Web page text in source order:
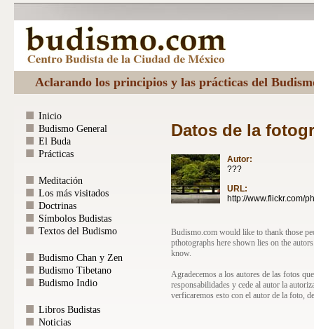
Aclarando los principios y las prácticas del
Datos de la
Autor:
???
URL:
http://www.flickr.com/
Budismo.com would like to thank those
pthotographs here shown lies on the
know.
Agradecemos a los autores de las fotos
responsabilidades y cede al autor la
verficaremos esto con el autor de la foto,
Inicio
Budismo General
El Buda
Prácticas
Meditación
Los más visitados
Doctrinas
Símbolos Budistas
Textos del Budismo
Budismo Chan y Zen
Budismo Tibetano
Budismo Indio
Libros Budistas
Noticias